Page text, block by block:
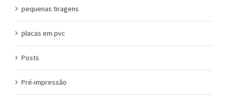
pequenas tiragens
placas em pvc
Posts
Pré-impressão